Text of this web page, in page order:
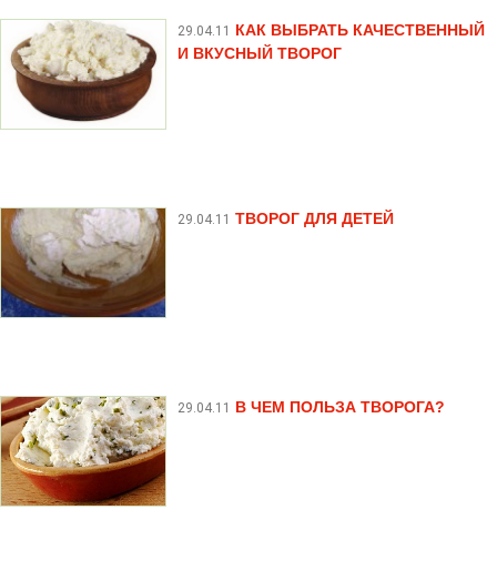
29.04.11 КАК ВЫБРАТЬ КАЧЕСТВЕННЫЙ
И ВКУСНЫЙ ТВОРОГ
29.04.11 ТВОРОГ ДЛЯ ДЕТЕЙ
29.04.11 В ЧЕМ ПОЛЬЗА ТВОРОГА?